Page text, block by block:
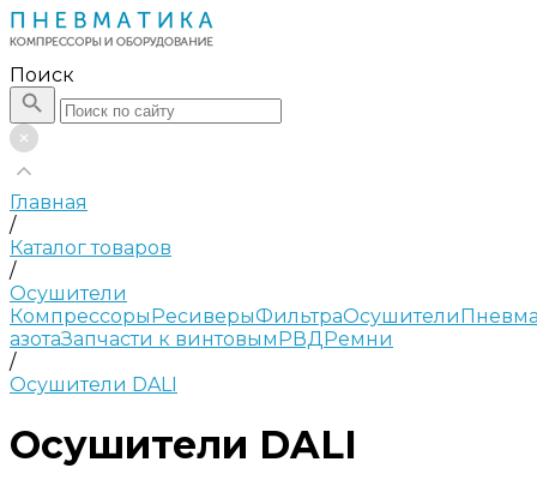
Поиск
Главная
/
Каталог товаров
/
Осушители
КомпрессорыРесиверыФильтраОсушители
азотаЗапчасти к винтовымРВДРемни
/
Осушители DALI
Осушители DALI